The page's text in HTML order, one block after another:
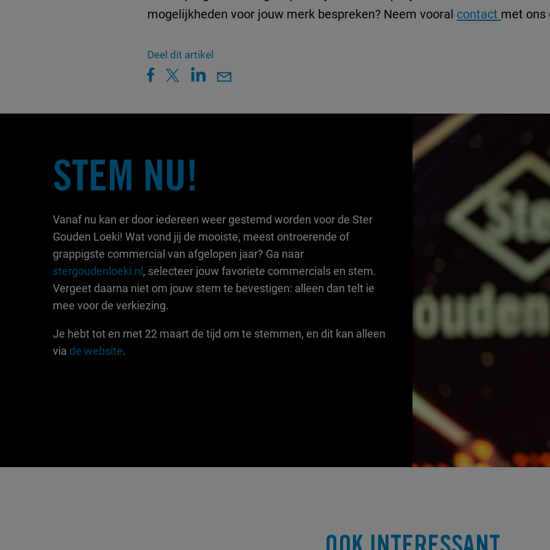
mogelijkheden voor jouw merk bespreken? Neem vooral contact met ons
Deel dit artikel
STEM NU!
Vanaf nu kan er door iedereen weer gestemd worden voor de Ster
Gouden Loeki! Wat vond jij de mooiste, meest ontroerende of
grappigste commercial van afgelopen jaar? Ga naar
stergoudenloeki.nl, selecteer jouw favoriete commercials en stem.
Vergeet daarna niet om jouw stem te bevestigen: alleen dan telt ie
mee voor de verkiezing.
Je hebt tot en met 22 maart de tijd om te stemmen, en dit kan alleen
via de website.